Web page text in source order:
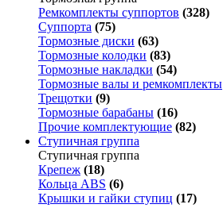
Ремкомплекты суппортов (328)
Суппорта (75)
Тормозные диски (63)
Тормозные колодки (83)
Тормозные накладки (54)
Тормозные валы и ремкомплекты
Трещотки (9)
Тормозные барабаны (16)
Прочие комплектующие (82)
Ступичная группа
Ступичная группа
Крепеж (18)
Кольца ABS (6)
Крышки и гайки ступиц (17)